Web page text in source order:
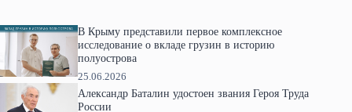
В Крыму представили первое комплексное
исследование о вкладе грузин в историю
полуострова
25.06.2026
Александр Баталин удостоен звания Героя Труда
России